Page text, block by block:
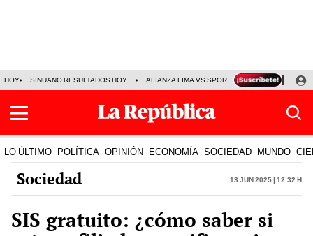
HOY SINUANO RESULTADOS HOY ALIANZA LIMA VS SPORT BOYS JORGE
LO ÚLTIMO POLÍTICA OPINIÓN ECONOMÍA SOCIEDAD MUNDO
Sociedad 13 Jun 2025 | 12:32 h
SIS gratuito: ¿cómo saber si